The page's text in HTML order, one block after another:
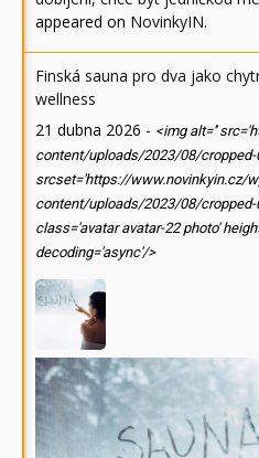
appeared on NovinkyIN.
Finská sauna pro dva jako
wellness
21 dubna 2026 - <img alt=''
content/uploads/2023/08/cropped-
srcset='https://www.novinkyin.cz/
content/uploads/2023/08/cropped-
class='avatar avatar-22 photo'
decoding='async'/>